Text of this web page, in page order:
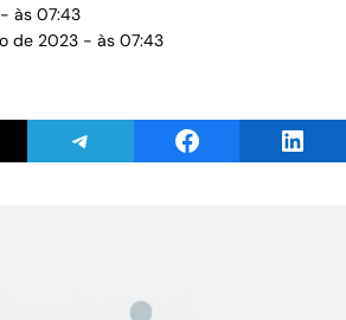
às 07:43
de 2023 - às 07:43
on ThreadsShare on TelegramShare on Facebook